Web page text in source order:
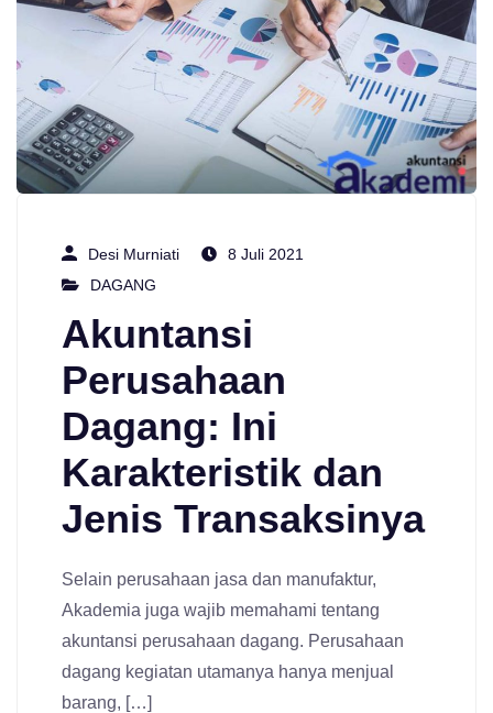
Desi Murniati
8 Juli 2021
DAGANG
Akuntansi
Perusahaan
Dagang: Ini
Karakteristik dan
Jenis Transaksinya
Selain perusahaan jasa dan manufaktur,
Akademia juga wajib memahami tentang
akuntansi perusahaan dagang. Perusahaan
dagang kegiatan utamanya hanya menjual
barang, […]